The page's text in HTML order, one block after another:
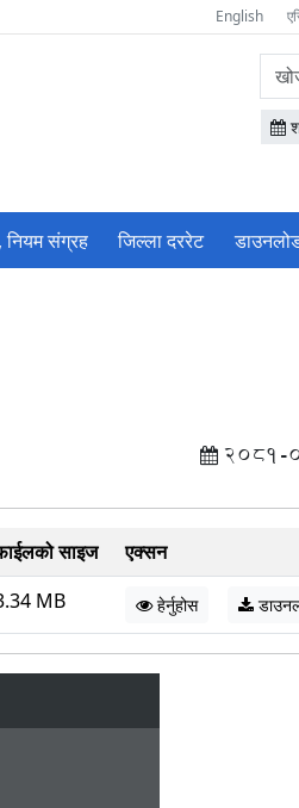
English
नियम संग्रह जिल्ला दररेट
2081-
साइज
एक्सन
MB हेर्नुहोस